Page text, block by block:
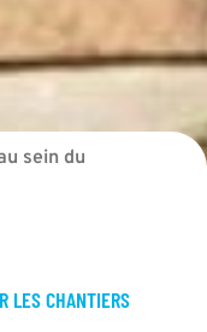
sein du
LES CHANTIERS